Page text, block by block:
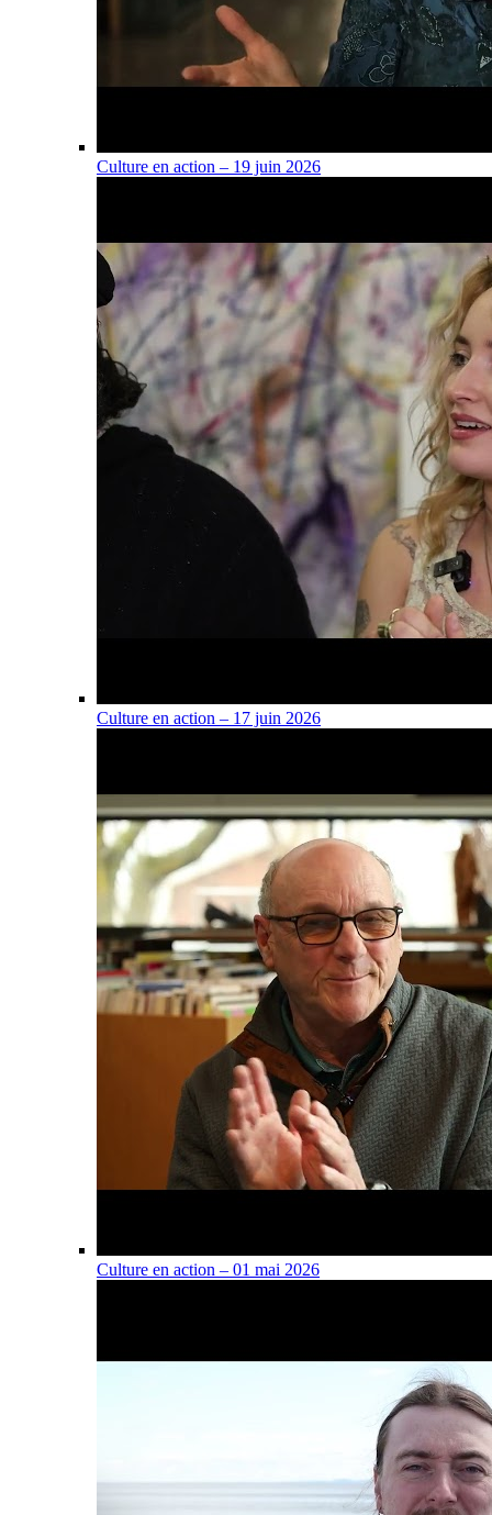
Culture en action – 19 juin 2026
Culture en action – 17 juin 2026
Culture en action – 01 mai 2026